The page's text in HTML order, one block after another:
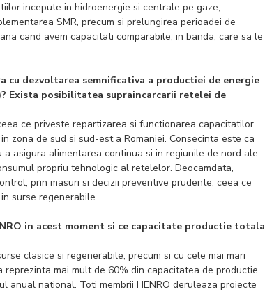
incepute in hidroenergie si centrale pe gaze,
SMR, precum si prelungirea perioadei de
cand avem capacitati comparabile, in banda, care sa le
cu dezvoltarea semnificativa a productiei de energie
Exista posibilitatea supraincarcarii retelei de
ce priveste repartizarea si functionarea capacitatilor
zona de sud si sud-est a Romaniei. Consecinta este ca
asigura alimentarea continua si in regiunile de nord ale
propriu tehnologic al retelelor. Deocamdata,
prin masuri si decizii preventive prudente, ceea ce
surse regenerabile.
in acest moment si ce capacitate productie totala
clasice si regenerabile, precum si cu cele mai mari
mai mult de 60% din capacitatea de productie
anual national. Toti membrii HENRO deruleaza proiecte